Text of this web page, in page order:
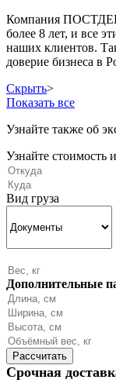
Компания
более 8 лет, и все
наших клиентов.
доверие бизнеса в
Скрыть>
Показать все
Узнайте также об
Узнайте стоимость
Вид груза
Дополнительные
Срочная